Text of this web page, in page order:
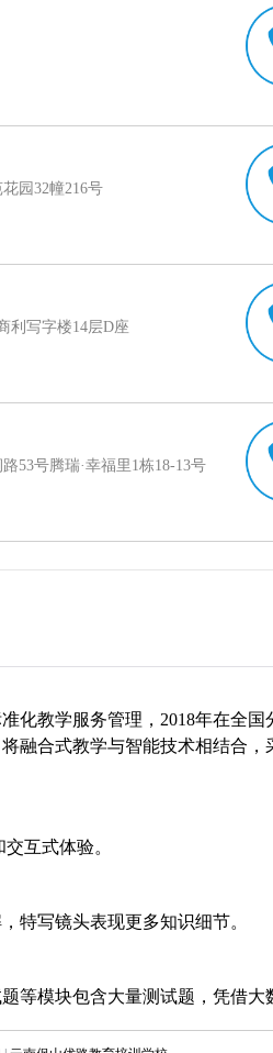
园32幢216号
利写字楼14层D座
53号腾瑞·幸福里1栋18-13号
化教学服务管理，2018年在全国
融合式教学与智能技术相结合，
互式体验。
特写镜头表现更多知识细节。
等模块包含大量测试题，凭借大